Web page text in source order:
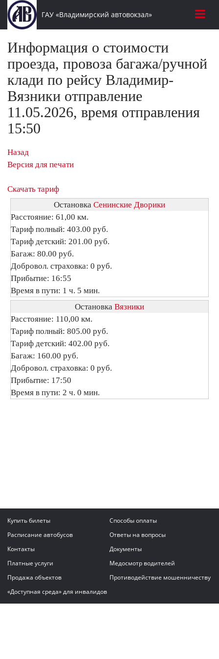
ГАУ «Владимирский автовокзал»
Информация о стоимости
проезда, провоза багажа/ручной
клади по рейсу Владимир-
Вязники отправление
11.05.2026, время отправления
15:50
Назад
Версия для печати
Скачать тариф
Остановка Сенинские Дворики
Расстояние: 61,00 км.
Тариф полный: 403.00 руб.
Тариф детский: 201.00 руб.
Багаж: 80.00 руб.
Добровол. страховка: 0 руб.
Прибытие: 16:55
Время в пути: 1 ч. 5 мин.
Остановка Вязники
Расстояние: 110,00 км.
Тариф полный: 805.00 руб.
Тариф детский: 402.00 руб.
Багаж: 160.00 руб.
Добровол. страховка: 0 руб.
Прибытие: 17:50
Время в пути: 2 ч. 0 мин.
Купить билеты
Способы оплаты
Расписание автобусов
Ответы на вопросы
Контакты
Документы
Платные услуги
Медосмотр водителей
Продажа объектов
Противодействие мошенничеству
«Доступная среда» для инвалидов